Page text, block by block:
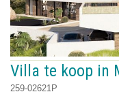
Villa te koop in
259-02621P